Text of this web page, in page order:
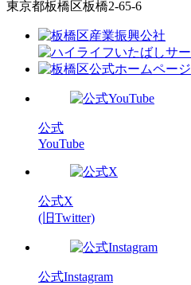
東京都板橋区板橋2-65-6
公式
YouTube
公式X
(旧Twitter)
公式Instagram